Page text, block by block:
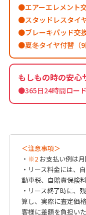
エアーエレメント
スタッドレスタイ
ブレーキパッド交
夏冬タイヤ付替（9
もしもの時の安心
●365日24時間ロー
＜注意事項＞
・ ※2お支払い例は月
・リース料金には、
動車税、自賠責保険
・リース終了時に、
算し、実際に査定価
客様に差額を負担いた